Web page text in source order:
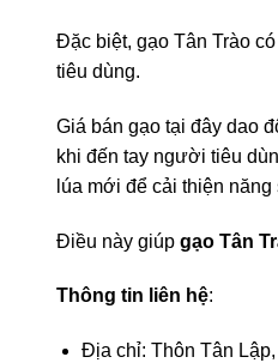
Đặc biệt, gạo Tân Trào
tiêu dùng.
Giá bán gạo tại đây dao
khi đến tay người tiêu
lúa mới để cải thiện
Điều này giúp gạo Tân
Thông tin liên hệ:
Địa chỉ: Thôn Tân